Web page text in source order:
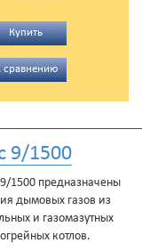
Купить
сравнению
9/1500
1500 предназначены
дымовых газов из
и газомазутных
котлов.